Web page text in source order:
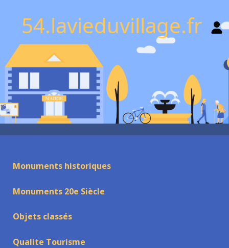
54.lavieduvillage.fr
Monuments historiques
Monuments 20e Siècle
Objets classés
Qualite Tourisme